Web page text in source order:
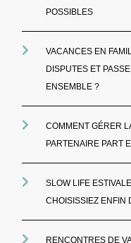
POSSIBLES
VACANCES EN
DISPUTES ET
ENSEMBLE ?
COMMENT GÉRER
PARTENAIRE PART
SLOW LIFE
CHOISISSIEZ ENFIN
RENCONTRES DE